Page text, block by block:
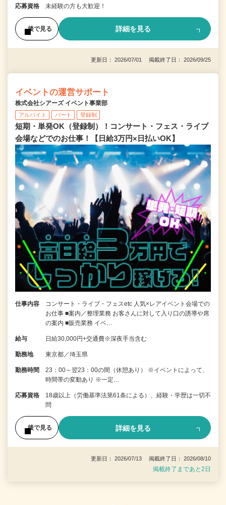
応募資格 未経験の方も大歓迎！
後で見る 詳細を見る
更新日： 2026/07/01 掲載終了日： 2026/09/25
イベントの運営サポート
株式会社シアーズ イベント事業部
アルバイト パート 登録制
短期・単発OK（登録制）！コンサート・フェス・ライブ
会場などでのお仕事！【日給3万円×日払いOK】
仕事内容
コンサート・ライブ・フェスetc 人気×レアイベント会場での
お仕事 ■案内／整理業務 お客さんに対して入り口の誘導や席
の案内 ■販売業務 イベ…
給与 日給30,000円+交通費※深夜手当含む
勤務地 東京都／埼玉県
勤務時間
23：00～翌23：00の間（休憩あり） ※イベントによって、
時間帯の変動あり ※一定…
応募資格
18歳以上（労働基準法第61条による）、経験・学歴は一切不
問
後で見る 詳細を見る
更新日： 2026/07/13 掲載終了日： 2026/08/10
掲載終了まであと2日